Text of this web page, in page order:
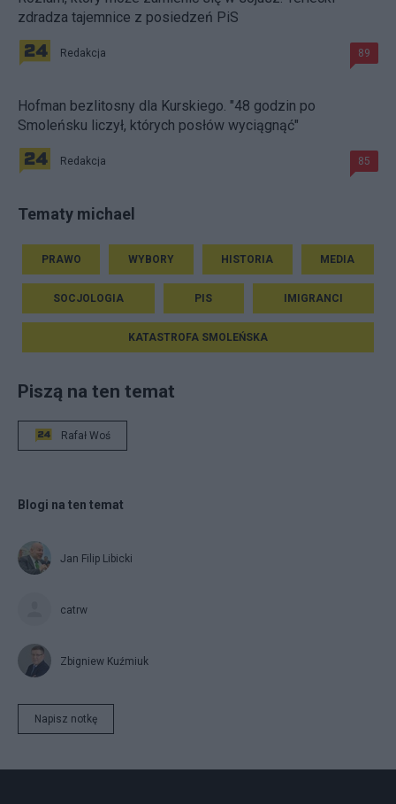
zdradza tajemnice z posiedzeń PiS
Redakcja 89
Hofman bezlitosny dla Kurskiego. "48 godzin po
Smoleńsku liczył, których posłów wyciągnąć"
Redakcja 85
Tematy michael
PRAWO WYBORY HISTORIA MEDIA
SOCJOLOGIA PIS IMIGRANCI
KATASTROFA SMOLEŃSKA
Piszą na ten temat
Rafał Woś
Blogi na ten temat
Jan Filip Libicki
catrw
Zbigniew Kuźmiuk
Napisz notkę